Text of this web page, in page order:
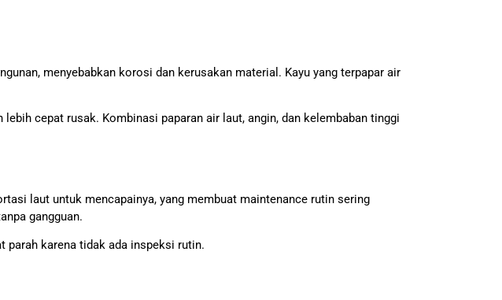
menyebabkan korosi dan kerusakan material. Kayu yang terpapar air
cepat rusak. Kombinasi paparan air laut, angin, dan kelembaban tinggi
laut untuk mencapainya, yang membuat maintenance rutin sering
gangguan.
parah karena tidak ada inspeksi rutin.